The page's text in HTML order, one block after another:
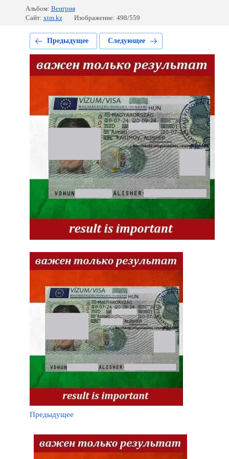
Альбом: Венгрия
Сайт: xtm.kz Изображение: 498/559
Предыдущее Следующее
Предыдущее